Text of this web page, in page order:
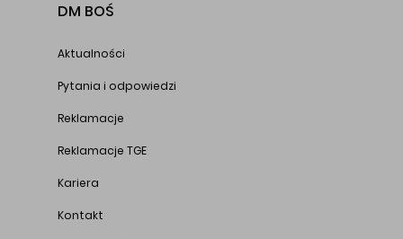
DM BOŚ
Aktualności
Pytania i odpowiedzi
Reklamacje
Reklamacje TGE
Kariera
Kontakt